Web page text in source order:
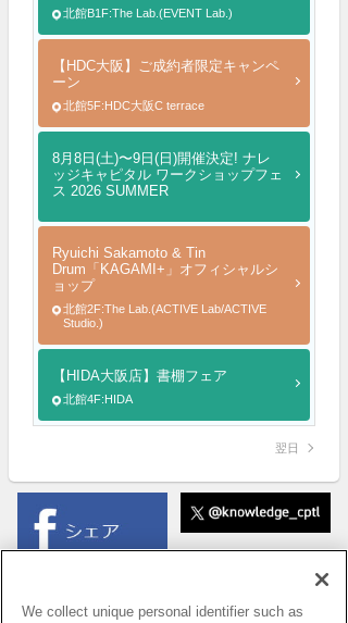
北館B1F:The Lab.(EVENT Lab.)
【HDC大阪】ご成約者限定キャンペ
ーン
北館5F:HDC大阪C terrace
8月8日(土)〜9日(日)開催決定! ナレ
ッジキャピタル ワークショップフェ
ス 2026 SUMMER
Ryuichi Sakamoto & Tin
Drum「KAGAMI+」オフィシャルシ
ョップ
北館2F:The Lab.(ACTIVE Lab/ACTIVE
Studio.)
【HIDA大阪店】書棚フェア
北館4F:HIDA
翌日
We collect unique personal identifier such as